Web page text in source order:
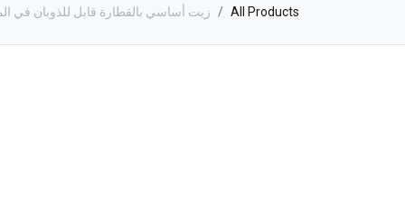
All Products زيت أساسي بالقطارة قابل للذوبان في الماء 15 مل / 0.5 أوقية (حمضيات البحر الأبيض